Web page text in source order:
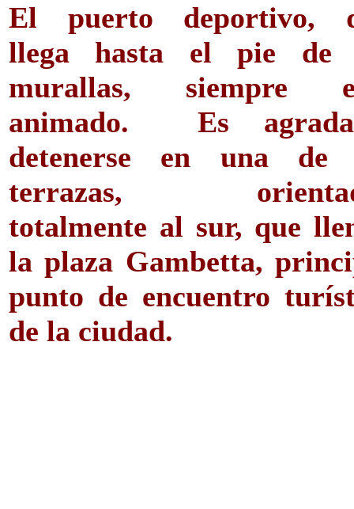
El puerto deportivo,
llega hasta el pie de
murallas, siempre
animado. Es
detenerse en una de
terrazas,
totalmente al sur, que
la plaza Gambetta,
punto de encuentro
de la ciudad.